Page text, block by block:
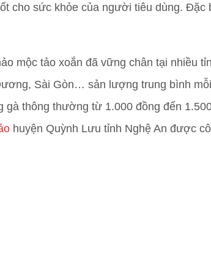
cho sức khỏe của người tiêu dùng. Đặc
mộc tảo xoắn đã vững chân tại nhiều
Sài Gòn… sản lượng trung bình
thông thường từ 1.000 đồng đến
huyện Quỳnh Lưu tỉnh Nghệ An được